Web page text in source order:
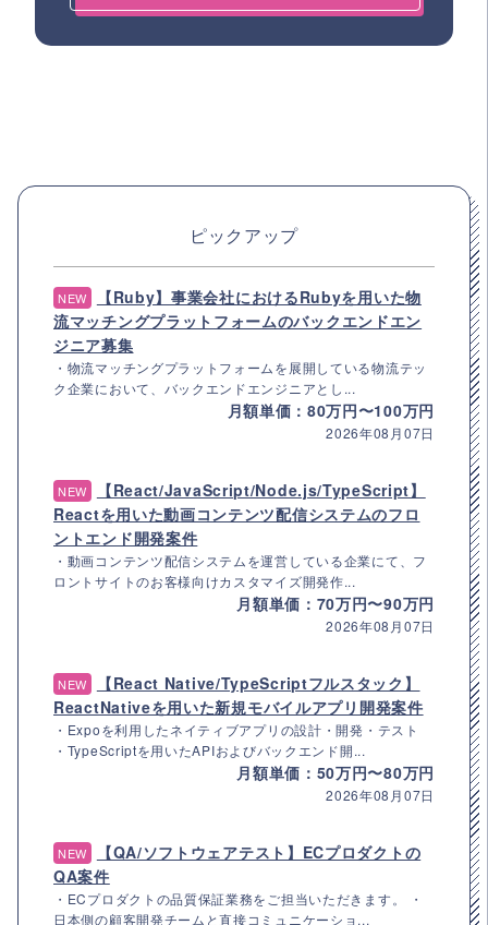
ピックアップ
NEW
【Ruby】事業会社におけるRubyを用いた物
流マッチングプラットフォームのバックエンドエン
ジニア募集
・物流マッチングプラットフォームを展開している物流テッ
ク企業において、バックエンドエンジニアとし...
月額単価：80万円〜100万円
2026年08月07日
NEW
【React/JavaScript/Node.js/TypeScript】
Reactを用いた動画コンテンツ配信システムのフロ
ントエンド開発案件
・動画コンテンツ配信システムを運営している企業にて、フ
ロントサイトのお客様向けカスタマイズ開発作...
月額単価：70万円〜90万円
2026年08月07日
NEW
【React Native/TypeScriptフルスタック】
ReactNativeを用いた新規モバイルアプリ開発案件
・Expoを利用したネイティブアプリの設計・開発・テスト
・TypeScriptを用いたAPIおよびバックエンド開...
月額単価：50万円〜80万円
2026年08月07日
NEW
【QA/ソフトウェアテスト】ECプロダクトの
QA案件
・ECプロダクトの品質保証業務をご担当いただきます。 ・
日本側の顧客開発チームと直接コミュニケーショ...